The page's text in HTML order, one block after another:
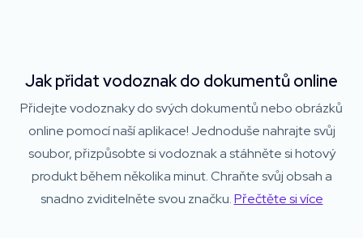
Jak přidat vodoznak do dokumentů online
Přidejte vodoznaky do svých dokumentů nebo obrázků
online pomocí naší aplikace! Jednoduše nahrajte svůj
soubor, přizpůsobte si vodoznak a stáhněte si hotový
produkt během několika minut. Chraňte svůj obsah a
snadno zviditelněte svou značku.Přečtěte si více